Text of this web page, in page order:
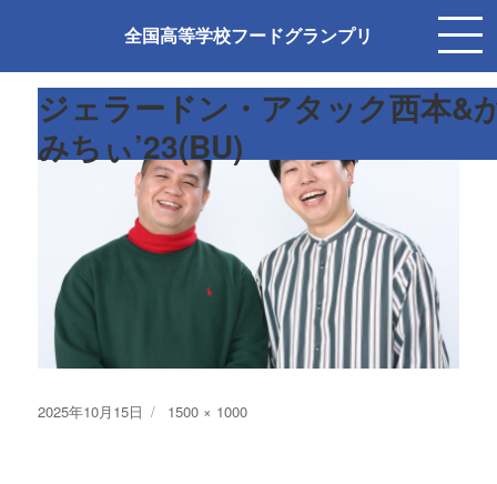
全国高等学校フードグランプリ
次の画像
ジェラードン・アタック西本&
みちぃ’23(BU)
投
2025年10月15日
フ
1500 × 1000